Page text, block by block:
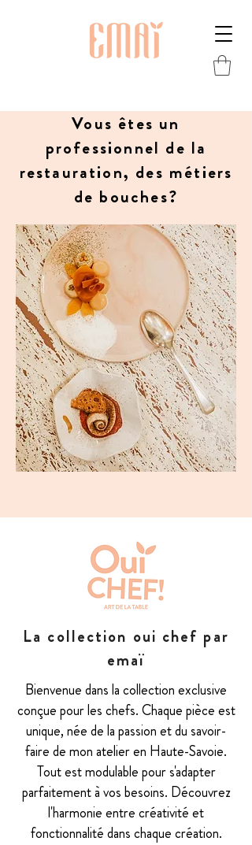
Vous êtes un
professionnel de la
restauration, des métiers
de bouches?
La collection oui chef par
emaï
Bienvenue dans la collection exclusive
conçue pour les chefs. Chaque pièce est
unique, née de la passion et du savoir-
faire de mon atelier en Haute-Savoie.
Tout est modulable pour s'adapter
parfaitement à vos besoins. Découvrez
l'harmonie entre créativité et
fonctionnalité dans chaque création.